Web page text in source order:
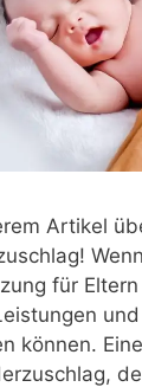
Artikel
für
können.